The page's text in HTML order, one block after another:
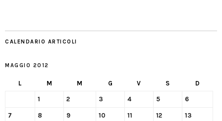
CALENDARIO ARTICOLI
MAGGIO 2012
L M M G V S D
1 2 3 4 5 6
7 8 9 10 11 12 13